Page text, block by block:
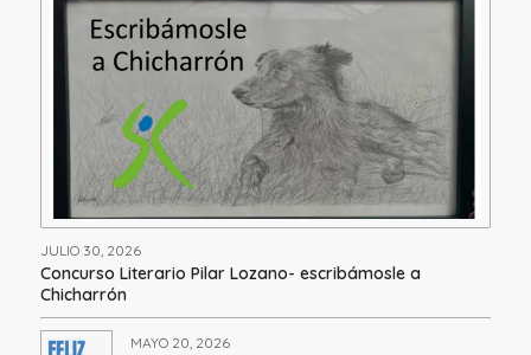
JULIO 30, 2026
Concurso Literario Pilar Lozano- escribámosle a
Chicharrón
MAYO 20, 2026